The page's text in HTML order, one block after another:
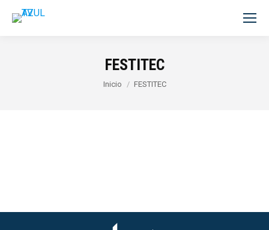
FESTITEC
Estás aquí:
Inicio FESTITEC